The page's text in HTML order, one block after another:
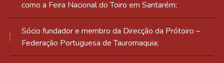
como a Feira Nacional do Toiro em Santarém;
Sócio fundador e membro da Direcção da Prótoiro –
Federação Portuguesa de Tauromaquia;